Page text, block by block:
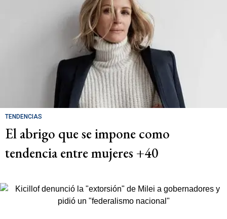
TENDENCIAS
El abrigo que se impone como
tendencia entre mujeres +40